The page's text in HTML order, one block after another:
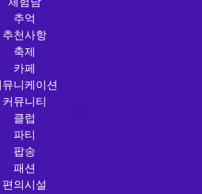
추억
추천사항
축제
카페
뮤니케이션
커뮤니티
클럽
파티
팝송
패션
편의시설